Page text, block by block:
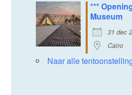
***
Museum
31 dec
Caïro
Naar alle